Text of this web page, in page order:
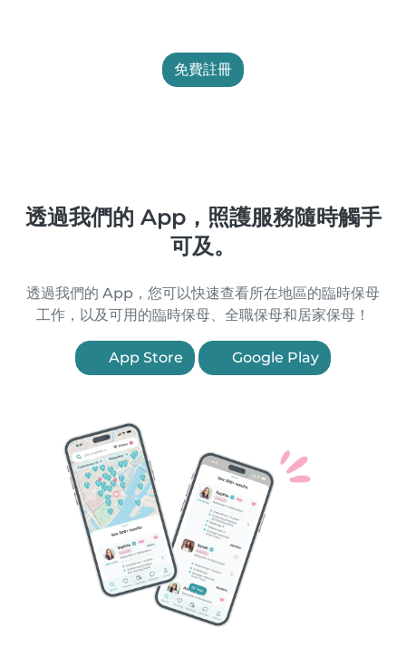
免費註冊
透過我們的 App，照護服務隨時觸手
可及。
透過我們的 App，您可以快速查看所在地區的臨時保母
工作，以及可用的臨時保母、全職保母和居家保母！
App Store Google Play